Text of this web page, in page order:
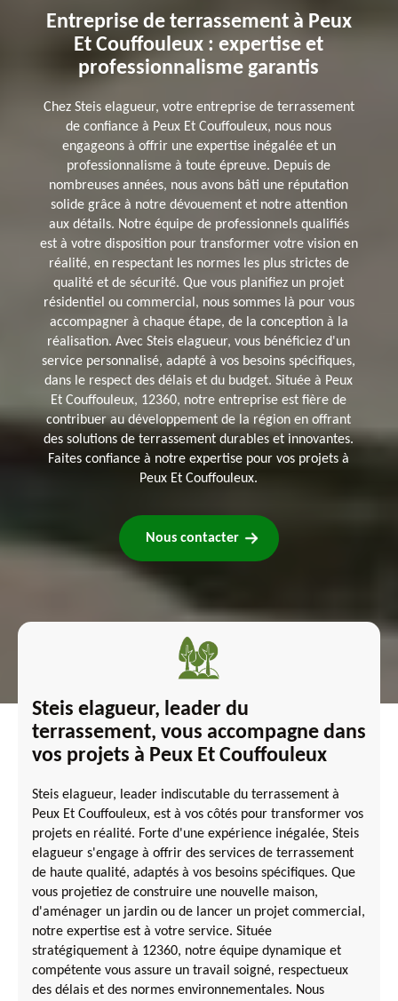
Entreprise de terrassement à Peux
Et Couffouleux : expertise et
professionnalisme garantis
Chez Steis elagueur, votre entreprise de terrassement
de confiance à Peux Et Couffouleux, nous nous
engageons à offrir une expertise inégalée et un
professionnalisme à toute épreuve. Depuis de
nombreuses années, nous avons bâti une réputation
solide grâce à notre dévouement et notre attention
aux détails. Notre équipe de professionnels qualifiés
est à votre disposition pour transformer votre vision en
réalité, en respectant les normes les plus strictes de
qualité et de sécurité. Que vous planifiez un projet
résidentiel ou commercial, nous sommes là pour vous
accompagner à chaque étape, de la conception à la
réalisation. Avec Steis elagueur, vous bénéficiez d'un
service personnalisé, adapté à vos besoins spécifiques,
dans le respect des délais et du budget. Située à Peux
Et Couffouleux, 12360, notre entreprise est fière de
contribuer au développement de la région en offrant
des solutions de terrassement durables et innovantes.
Faites confiance à notre expertise pour vos projets à
Peux Et Couffouleux.
Nous contacter
Steis elagueur, leader du
terrassement, vous accompagne dans
vos projets à Peux Et Couffouleux
Steis elagueur, leader indiscutable du terrassement à
Peux Et Couffouleux, est à vos côtés pour transformer vos
projets en réalité. Forte d'une expérience inégalée, Steis
elagueur s'engage à offrir des services de terrassement
de haute qualité, adaptés à vos besoins spécifiques. Que
vous projetiez de construire une nouvelle maison,
d'aménager un jardin ou de lancer un projet commercial,
notre expertise est à votre service. Située
stratégiquement à 12360, notre équipe dynamique et
compétente vous assure un travail soigné, respectueux
des délais et des normes environnementales. Nous